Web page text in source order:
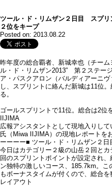
ツール・ド・リムザン２日目 スプリ
２位をキープ
Posted on: 2013.08.22
昨年度の総合覇者、新城幸也（チー
ル・ド・リムザン2013” 第２ステー
ア・パスクアロン（バルディアーニ
し、スプリントに絡んだ新城は11位
る。
ゴールスプリントで11位。総合は2
IIJIMA
広報アシスタントとして現地入りし
氏（Miwa IIJIMA）の現地レポートを
ーーーー■ ツール・ド・リムザン２日
今日はカテゴリー２級の山岳２回と
回のスプリントポイントが設定され
ン独特の激しいコース、185.7km。
もボーナスタイムが付くので、総合
レイアウト